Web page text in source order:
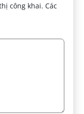
công khai. Các